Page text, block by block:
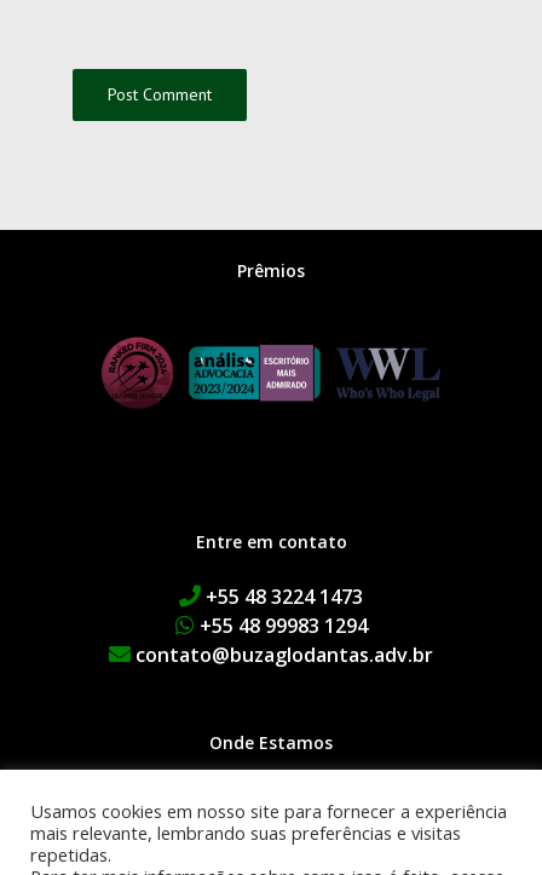
Prêmios
Entre em contato
+55 48 3224 1473
+55 48 99983 1294
contato@buzaglodantas.adv.br
Onde Estamos
Rua Adolfo Melo, 38 | Centro
Edifício Executive Manhattan
Usamos cookies em nosso site para fornecer a experiência
mais relevante, lembrando suas preferências e visitas
repetidas.